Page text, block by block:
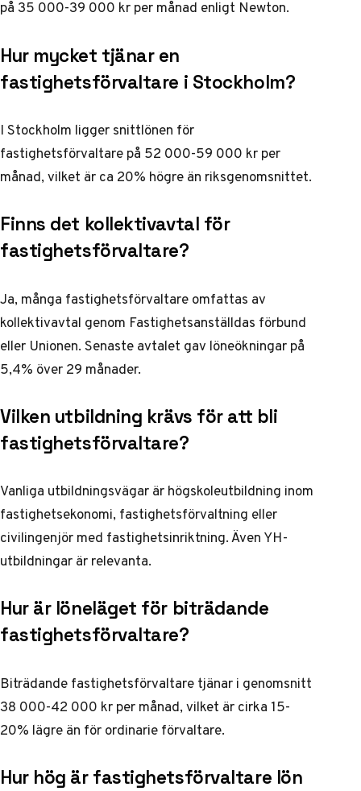
på 35 000-39 000 kr per månad enligt Newton.
Hur mycket tjänar en
fastighetsförvaltare i Stockholm?
I Stockholm ligger snittlönen för
fastighetsförvaltare på 52 000-59 000 kr per
månad, vilket är ca 20% högre än riksgenomsnittet.
Finns det kollektivavtal för
fastighetsförvaltare?
Ja, många fastighetsförvaltare omfattas av
kollektivavtal genom Fastighetsanställdas förbund
eller Unionen.Senaste avtalet gav löneökningar på
5,4% över 29 månader.
Vilken utbildning krävs för att bli
fastighetsförvaltare?
Vanliga utbildningsvägar är högskoleutbildning inom
fastighetsekonomi, fastighetsförvaltning eller
civilingenjör med fastighetsinriktning. Även YH-
utbildningar är relevanta.
Hur är löneläget för biträdande
fastighetsförvaltare?
Biträdande fastighetsförvaltare tjänar i genomsnitt
38 000-42 000 kr per månad, vilket är cirka 15-
20% lägre än för ordinarie förvaltare.
Hur hög är fastighetsförvaltare lön